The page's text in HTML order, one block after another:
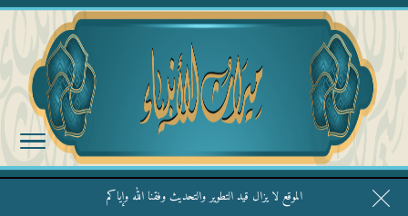
الموقع لا يزال قيد التطوير والتحديث وفقنا الله وإياكم
قال الشيخ ربيع وفقه الله: نحن ليس عندنا تقديس الأشخاص